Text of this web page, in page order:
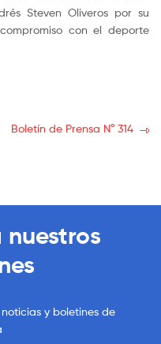
Steven Oliveros por su
con el deporte
Boletín de Prensa N° 314
nuestros
y boletines de